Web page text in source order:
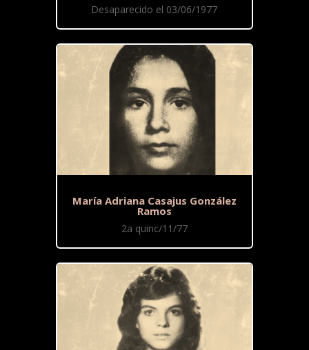
Desaparecido el 03/06/1977
María Adriana Casajus González
Ramos
2a quinc/11/77